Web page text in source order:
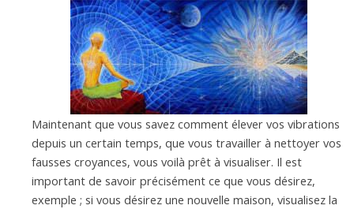
Maintenant que vous savez comment élever vos vibrations
depuis un certain temps, que vous travailler à nettoyer vos
fausses croyances, vous voilà prêt à visualiser. Il est
important de savoir précisément ce que vous désirez,
exemple ; si vous désirez une nouvelle maison, visualisez la